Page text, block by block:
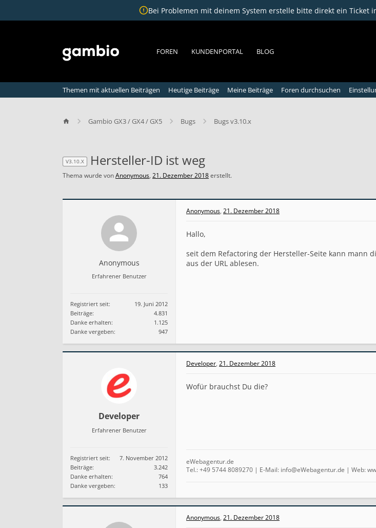
Bei Problemen mit deinem System erstelle bitte direkt ein Ticket
FOREN
Themen mit aktuellen Beiträgen Heutige Beiträge Meine Beiträge Foren durchsuchen
KUNDENPORTAL BLOG
Gambio GX3 / GX4 / GX5 Bugs Bugs v3.10.x
V3.10.X Hersteller-ID ist weg
Thema wurde vonAnonymous, 21. Dezember 2018erstellt.
w
e
Anonymous
Erfahrener Benutzer
Registriert seit:
19. Juni 2012
Beiträge:
4.831
Danke erhalten:
1.125
Danke vergeben:
947
Anonymous, 21. Dezember 2018
Hallo,
seit dem Refactoring der Hersteller-Seite kann mann
aus der URL ablesen.
Developer
Erfahrener Benutzer
Registriert seit:
7. November 2012
Beiträge:
3.242
Danke erhalten:
764
Danke vergeben:
133
Developer, 21. Dezember 2018
Wofür brauchst Du die?
eWebagentur.de
Tel.: +49 5744 8089270 | E-Mail: info@eWebagentur.de | Web:
Anonymous, 21. Dezember 2018